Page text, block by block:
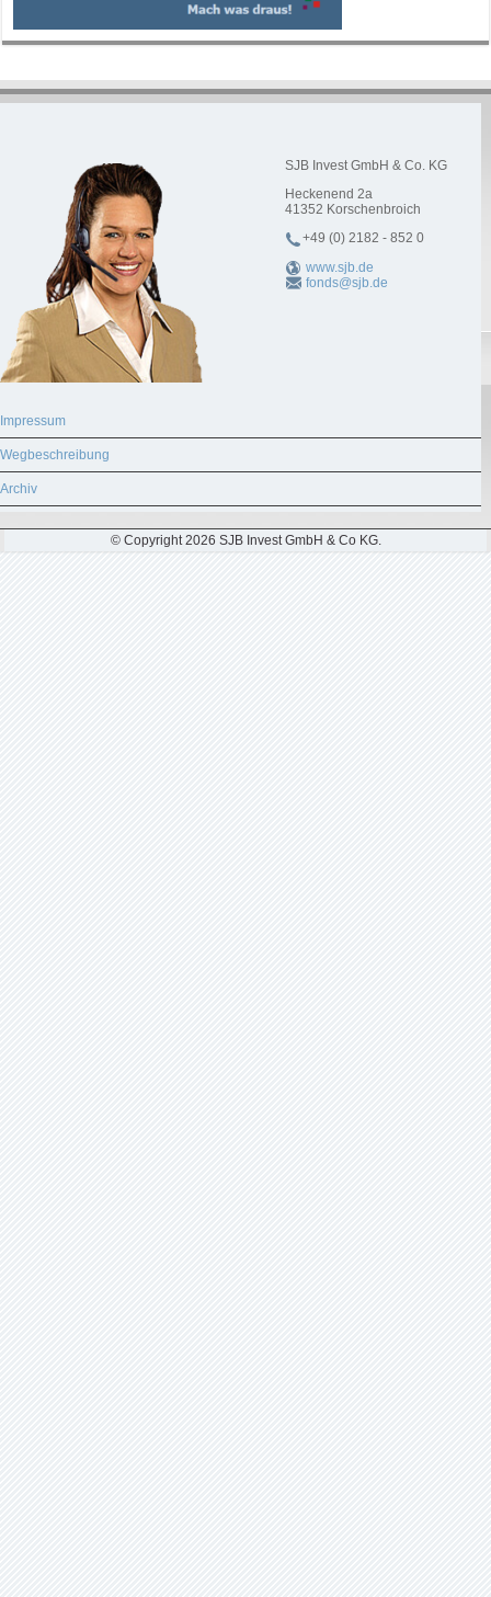
SJB Invest GmbH & Co. KG
Heckenend 2a
41352 Korschenbroich
+49 (0) 2182 - 852 0
www.sjb.de
fonds@sjb.de
Impressum
Wegbeschreibung
Archiv
© Copyright 2026 SJB Invest GmbH & Co KG.